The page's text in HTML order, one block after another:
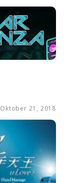
Oktober 21, 2018